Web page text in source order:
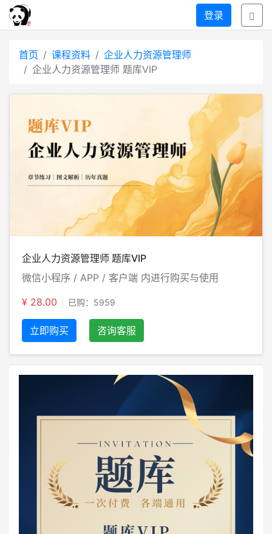
登录
首页 课程资料
企业人力资源管理师
企业人力资源管理师 题库VIP
企业人力资源管理师 题库VIP
微信小程序 / APP / 客户端 内进行购买与使用
¥ 28.00
已购：5959
立即购买 咨询客服